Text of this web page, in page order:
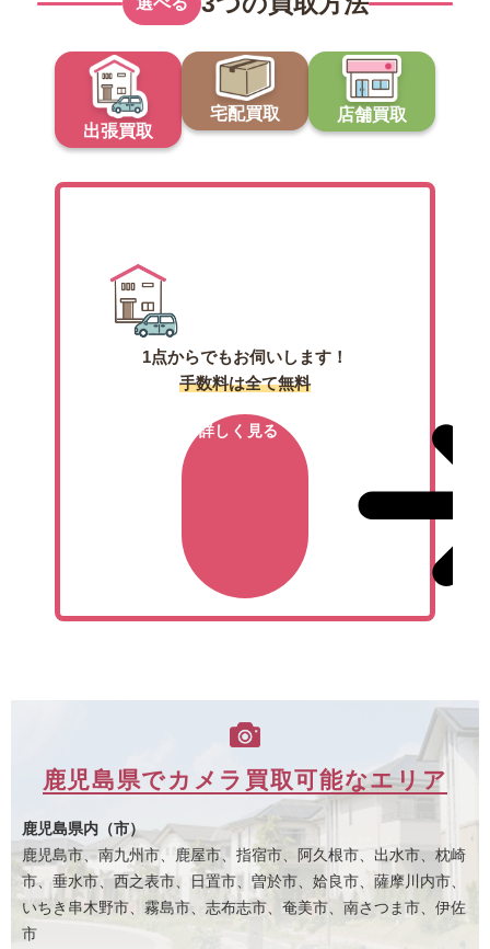
出張買取
宅配買取 店舗買取
1点からでもお伺いします！
手数料は全て無料
詳しく見る
鹿児島県でカメラ買取可能なエリア
鹿児島県内（市）
鹿児島市、南九州市、鹿屋市、指宿市、阿久根市、出水市、枕崎
市、垂水市、西之表市、日置市、曽於市、姶良市、薩摩川内市、
いちき串木野市、霧島市、志布志市、奄美市、南さつま市、伊佐
市